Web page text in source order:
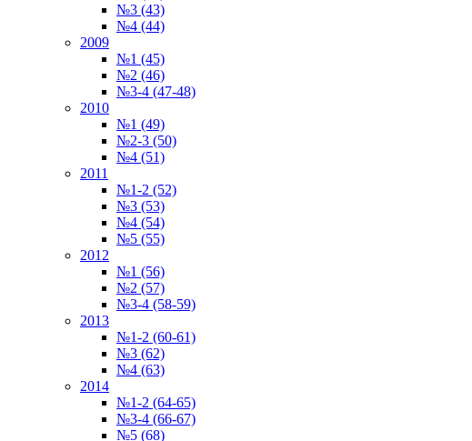
№3 (43)
№4 (44)
2009
№1 (45)
№2 (46)
№3-4 (47-48)
2010
№1 (49)
№2-3 (50)
№4 (51)
2011
№1-2 (52)
№3 (53)
№4 (54)
№5 (55)
2012
№1 (56)
№2 (57)
№3-4 (58-59)
2013
№1-2 (60-61)
№3 (62)
№4 (63)
2014
№1-2 (64-65)
№3-4 (66-67)
№5 (68)